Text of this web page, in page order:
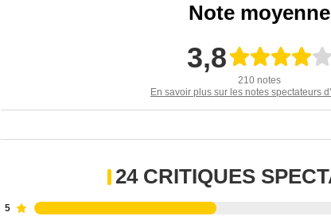
Note moyenne
3,8
210 notes
En savoir plus sur les notes spectateurs
24 CRITIQUES
5